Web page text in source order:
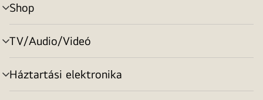
Shop
menu
toggle
TV/Audio/Videó
menu
toggle
Háztartási elektronika
menu
toggle